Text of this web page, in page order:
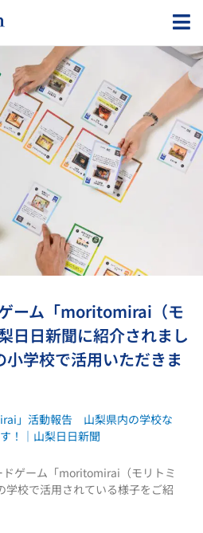
ーム「moritomirai（モ
日日新聞に紹介されまし
学校で活用いただきま
」活動報告 山梨県内の学校な
！｜山梨日日新聞
ドゲーム「moritomirai（モリトミ
学校で活用されている様子をご紹